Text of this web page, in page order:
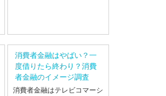
消費者金融はやばい？一
度借りたら終わり？消費
者金融のイメージ調査
消費者金融はテレビコマーシ